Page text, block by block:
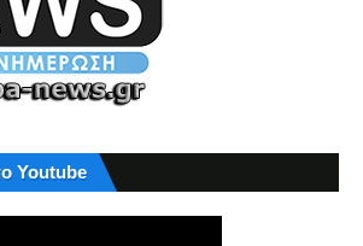
Youtube